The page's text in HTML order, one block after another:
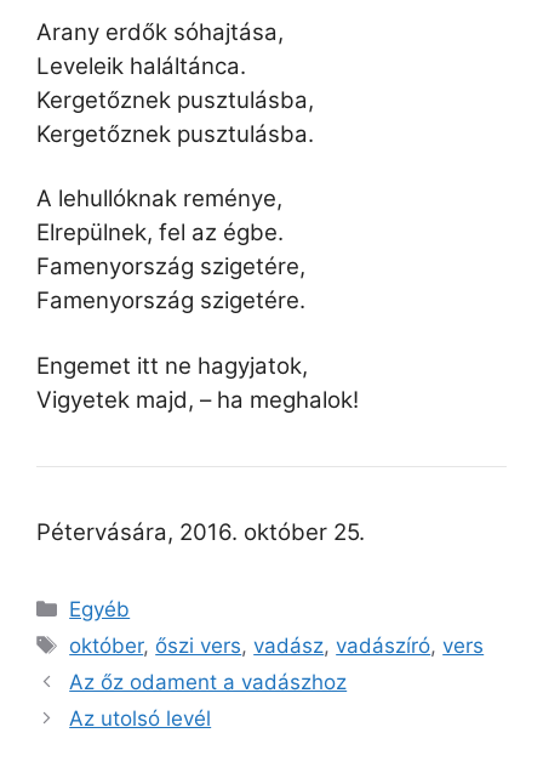
Arany erdők sóhajtása,
Leveleik haláltánca.
Kergetőznek pusztulásba,
Kergetőznek pusztulásba.
A lehullóknak reménye,
Elrepülnek, fel az égbe.
Famenyország szigetére,
Famenyország szigetére.
Engemet itt ne hagyjatok,
Vigyetek majd, – ha meghalok!
Pétervására, 2016. október 25.
Egyéb
október, őszi vers,vadász,vadászíró,vers
Az őz odament a vadászhoz
Az utolsó levél